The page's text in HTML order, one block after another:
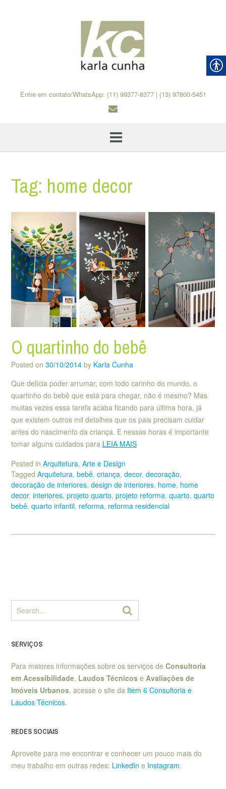
Entre em contato/WhatsApp: (11) 99377-8377 | (13) 97800-5451
Tag: home decor
O quartinho do bebê
Posted on 30/10/2014 by Karla Cunha
Que delícia poder arrumar, com todo carinho do mundo, o
quartinho do bebê que está para chegar, não é mesmo? Mas
muitas vezes essa tarefa acaba ficando para última hora, já
que existem outros mil detalhes que os pais precisam cuidar
antes do nascimento da criança. E nessas horas é importante
tomar alguns cuidados para LEIA MAIS
Posted in Arquitetura, Arte e Design
Tagged Arquitetura, bebê, criança, decor, decoração,
decoração de interiores, design de interiores, home, home
decor, interiores, projeto quarto, projeto reforma, quarto, quarto
bebê, quarto infantil, reforma, reforma residencial
SERVIÇOS
Para maiores informações sobre os serviços de Consultoria
em Acessibilidade, Laudos Técnicos e Avaliações de
Imóveis Urbanos, acesse o site da Item 6 Consultoria e
Laudos Técnicos.
REDES SOCIAIS
Aproveite para me encontrar e conhecer um pouco mais do
meu trabalho em outras redes: LinkedIn e Instagram.